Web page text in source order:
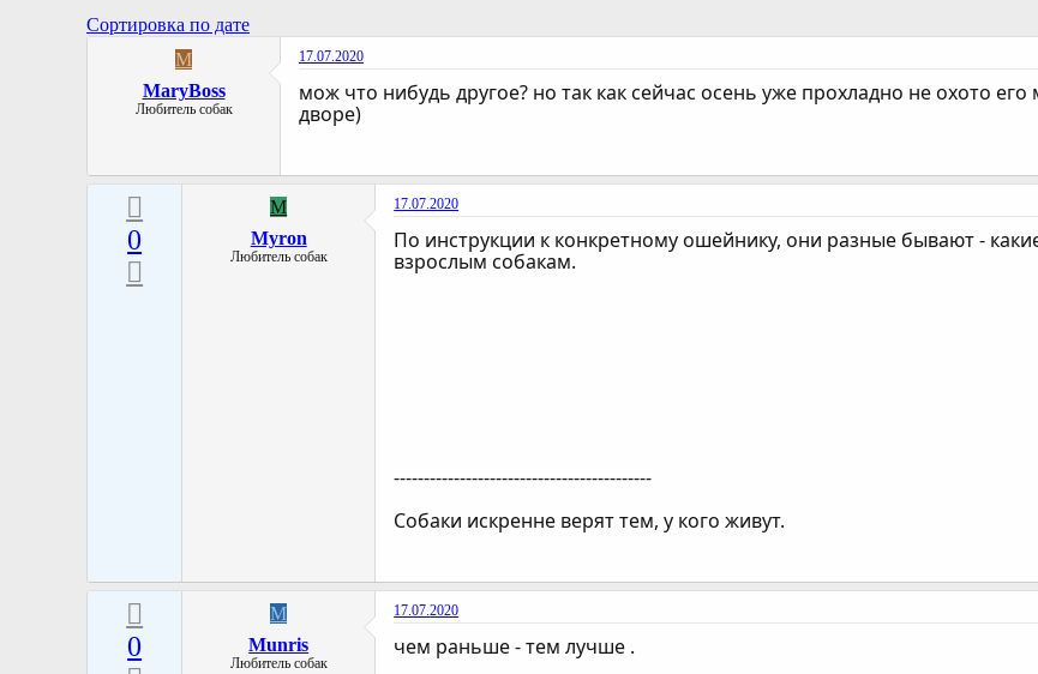
Сортировка по дате
M
MaryBoss
Любитель собак
17.07.2020
мож что нибудь другое? но так как сейчас осень уже прохладно не охото
дворе)
0
M
Myron
Любитель собак
17.07.2020
По инструкции к конкретному ошейнику, они разные бывают -
взрослым собакам.
-------------------------------------------
Собаки искренне верят тем, у кого живут.
0
M
Munris
Любитель собак
17.07.2020
чем раньше - тем лучше .